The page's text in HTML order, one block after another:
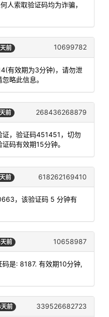
人索取验证码均为诈骗，
前 10699782
有效期为3分钟)，请勿泄
略此信息。
前 268436268879
证，验证码451451，切勿
码有效期15分钟。
前 618262169410
，该验证码 5 分钟有
前 10658987
码是: 8187. 有效期10分钟,
前 339526682723